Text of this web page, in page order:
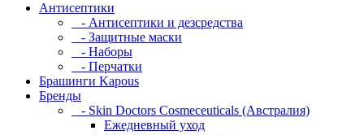
Антисептики
- Антисептики и дезсредства
- Защитные маски
- Наборы
- Перчатки
Брашинги Kapous
Бренды
- Skin Doctors Cosmeceuticals (Австралия)
Ежедневный уход